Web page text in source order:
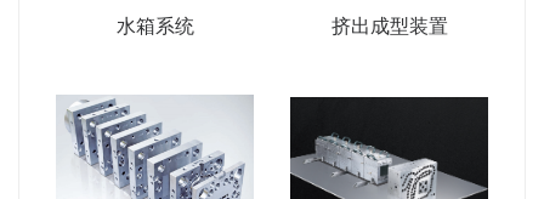
水箱系统 挤出成型装置